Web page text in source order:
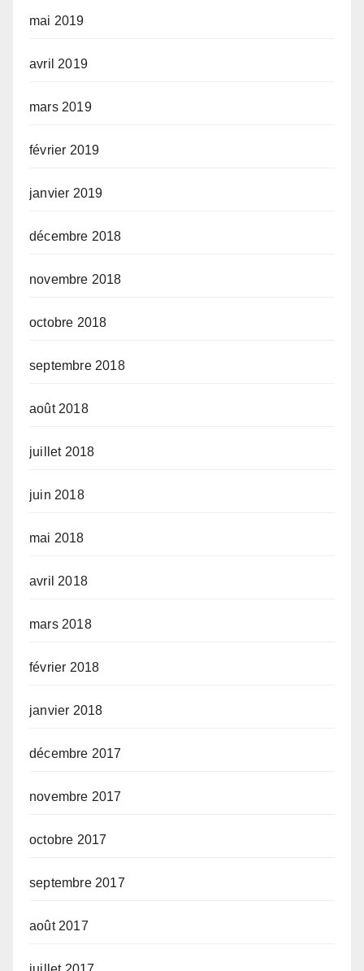
mai 2019
avril 2019
mars 2019
février 2019
janvier 2019
décembre 2018
novembre 2018
octobre 2018
septembre 2018
août 2018
juillet 2018
juin 2018
mai 2018
avril 2018
mars 2018
février 2018
janvier 2018
décembre 2017
novembre 2017
octobre 2017
septembre 2017
août 2017